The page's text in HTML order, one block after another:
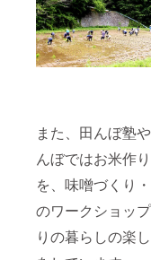
また、田んぼ塾
んぼではお米作
を、味噌づくり
のワークショッ
りの暮らしの楽